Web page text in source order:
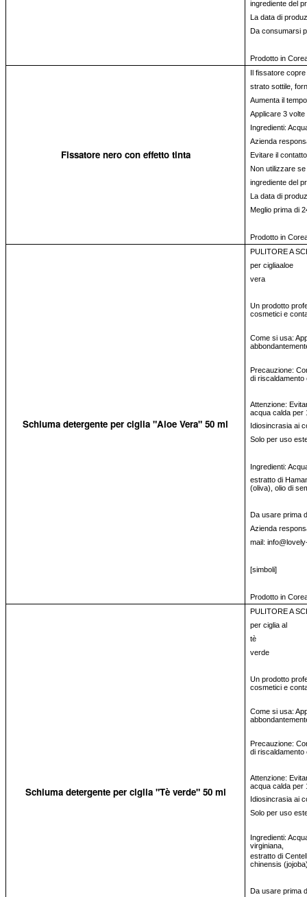
ingrediente del
La data di
Da consumarsi
Prodotto in
Fissatore nero con effetto tinta
Il fissatore
strato sottile,
Aumenta il
Applicare 3
Ingredienti:
Azienda
Evitare il
Non utilizzare
ingrediente del
La data di
Meglio prima di
Prodotto in
Schiuma detergente per ciglia "Aloe Vera" 50 ml
PULITORE A
per cigliaaloe
vera
Un prodotto
cosmetici e
Come si usa:
Precauzione:
di riscaldamento
Attenzione:
acqua calda per
Idiosincrasia ai
Solo per uso
Ingredienti:
estratto di
(oliva), olio di
Da usare prima
Azienda
mail:
[simboli]
Prodotto in
Schiuma detergente per ciglia "Tè verde" 50 ml
PULITORE A
per ciglia al
tè
verde
Un prodotto
cosmetici e
Come si usa:
Precauzione:
di riscaldamento
Attenzione:
acqua calda per
Idiosincrasia ai
Solo per uso
Ingredienti:
virginiana,
estratto di
chinensis
Da usare prima